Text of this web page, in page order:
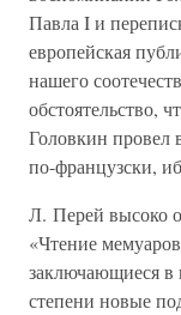
Павла I и
европейская
нашего
обстоятельство,
Головкин провел
по-французски,
Л. Перей высоко
«Чтение
заключающиеся
степени новые